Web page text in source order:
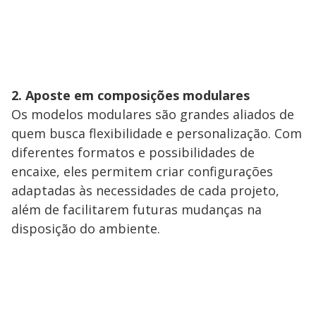
2. Aposte em composições modulares
Os modelos modulares são grandes aliados de
quem busca flexibilidade e personalização. Com
diferentes formatos e possibilidades de
encaixe, eles permitem criar configurações
adaptadas às necessidades de cada projeto,
além de facilitarem futuras mudanças na
disposição do ambiente.